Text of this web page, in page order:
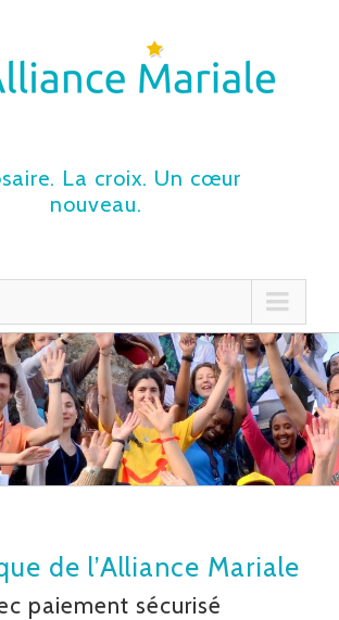
La croix. Un cœur
nouveau.
de l’Alliance Mariale
paiement sécurisé